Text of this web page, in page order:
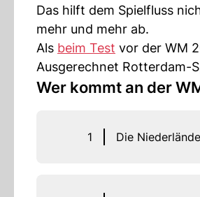
Das hilft dem Spielfluss
mehr und mehr ab.
Als beim Test vor der WM
Ausgerechnet Rotterdam-
Wer kommt an der
1 Die